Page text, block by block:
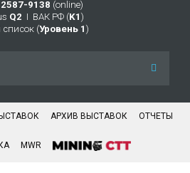
2587-9138 (online)
Q2 Ι ВАК РФ (K1 )
(Уровень 1 )
АРХИВ ВЫСТАВОК ОТЧЕТЫ
MWR